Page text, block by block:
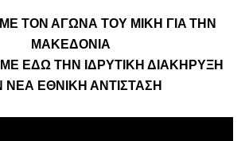
ΤΟΝ ΑΓΩΝΑ ΤΟΥ ΜΙΚΗ ΓIA ΤΗΝ
ΜΑΚΕΔΟΝΙΑ
ΕΔΩ ΤΗΝ ΙΔΡΥΤΙΚΗ ΔΙΑΚΗΡΥΞΗ
ΝΕΑ ΕΘΝΙΚΗ ΑΝΤΙΣΤΑΣΗ